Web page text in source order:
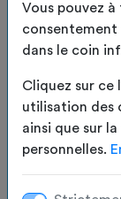
Vous pouvez
dans le coin
Cliquez sur ce
utilisation des
ainsi que sur
personnelles.
Apportez
votre
allient
écologique.
Disponibles
STOCK